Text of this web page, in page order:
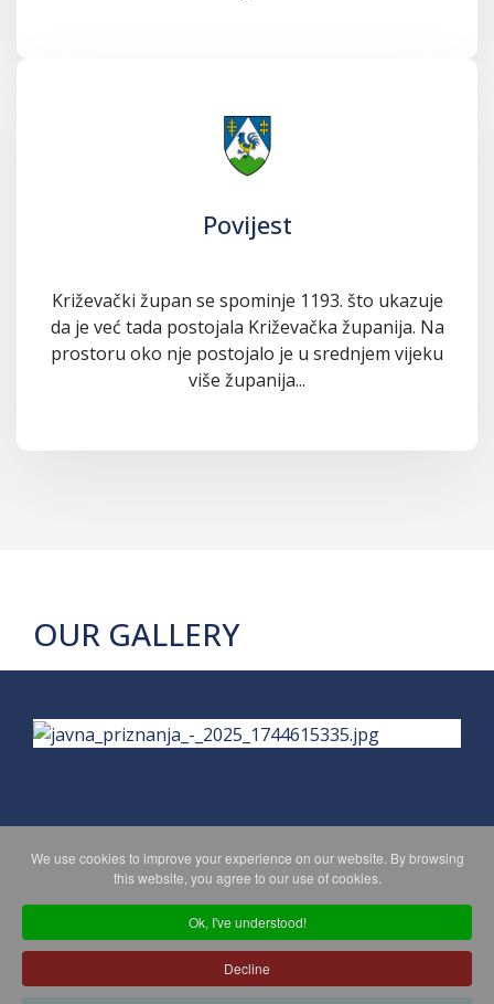
Povijest
Križevački župan se spominje 1193. što ukazuje
da je već tada postojala Križevačka županija. Na
prostoru oko nje postojalo je u srednjem vijeku
više županija...
OUR GALLERY
PRIVACY POLICY MAPA WEBA
Copyright © 2026 Koprivničko - križevačka županija. All Rights
Reserved.
We use cookies to improve your experience on our website. By browsing
this website, you agree to our use of cookies.
Ok, I've understood!
Decline